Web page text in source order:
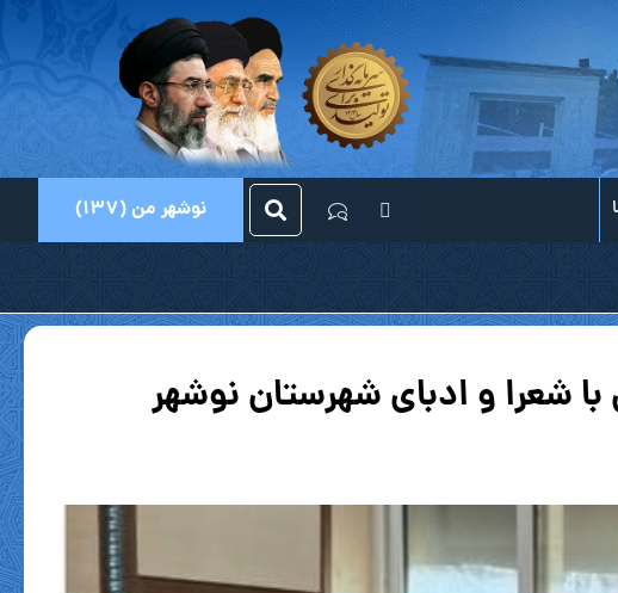
نوشهر من (137)
شعرا و ادبای شهرستان نوشهر